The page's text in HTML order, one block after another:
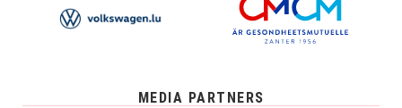
MEDIA PARTNERS